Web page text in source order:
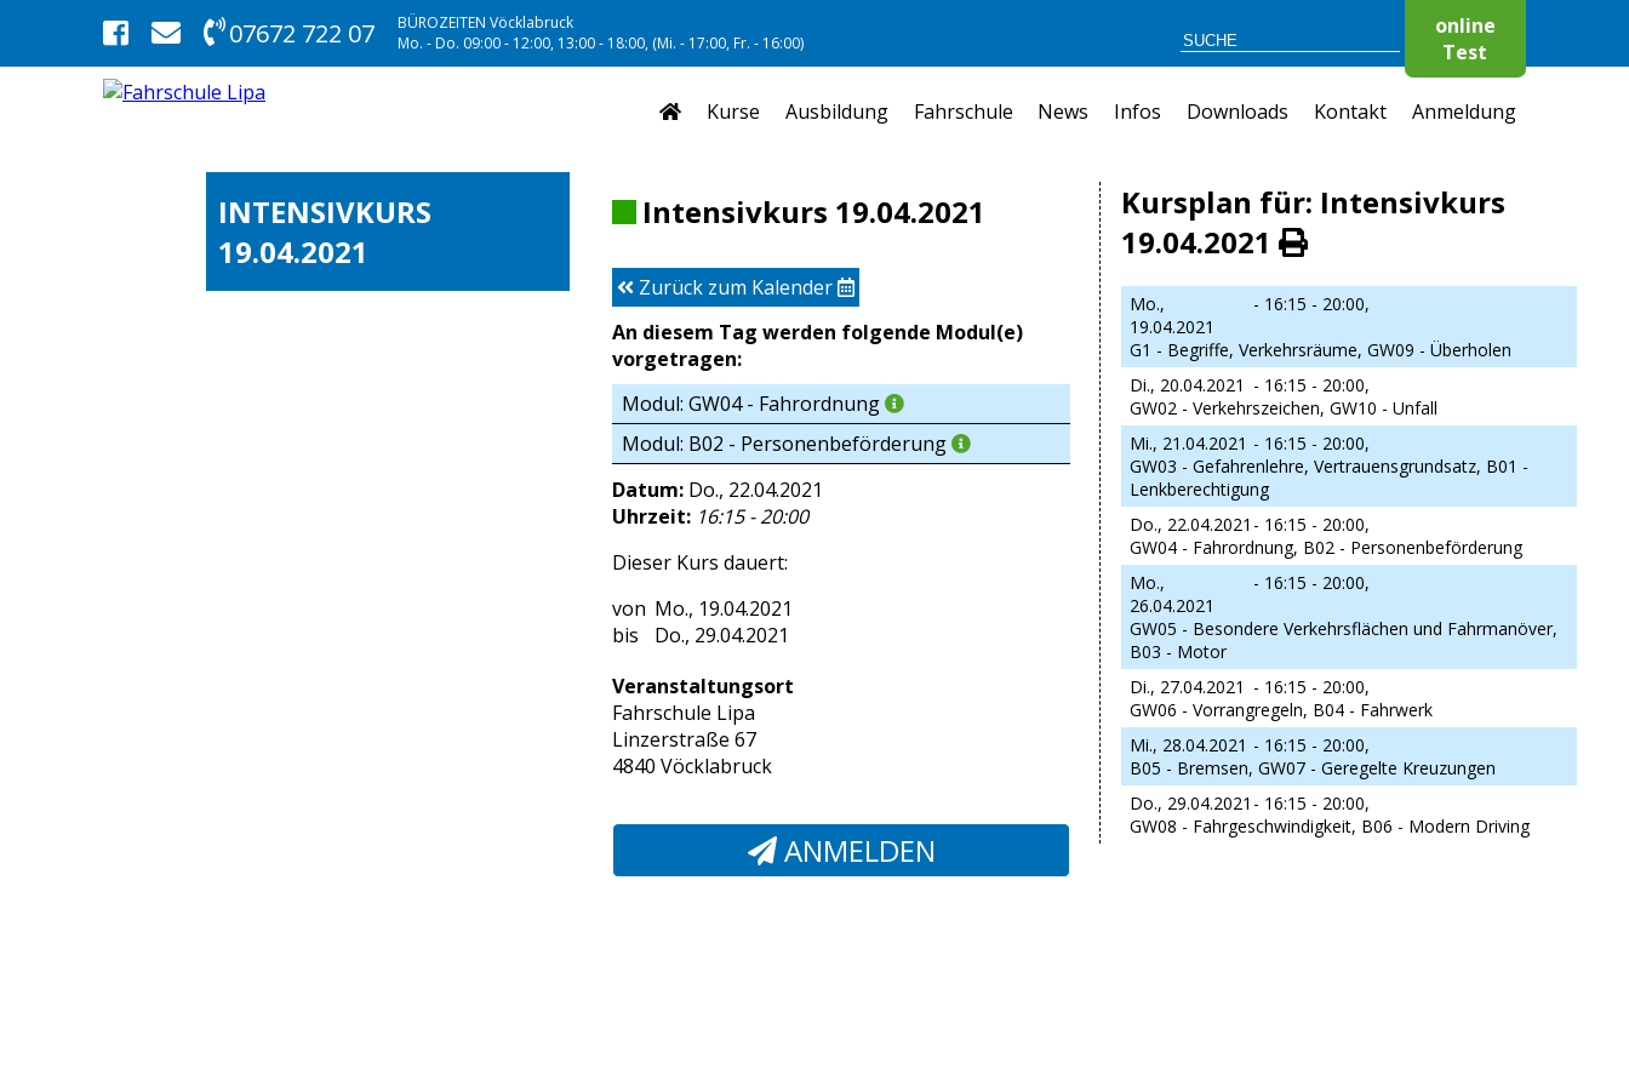
07672 722 07
BÜROZEITEN Vöcklabruck
Mo. - Do. 09:00 - 12:00, 13:00 - 18:00, (Mi. - 17:00, Fr. - 16:00)
online
Test
Kurse Ausbildung Fahrschule News Infos Downloads Kontakt Anmeldung
INTENSIVKURS
19.04.2021
Intensivkurs 19.04.2021
Zurück zum Kalender
An diesem Tag werden folgende Modul(e)
vorgetragen:
Modul: GW04 - Fahrordnung
Modul: B02 - Personenbeförderung
Datum: Do., 22.04.2021
Uhrzeit: 16:15 - 20:00
Dieser Kurs dauert:
Mo., 19.04.2021
Do., 29.04.2021
Veranstaltungsort
Fahrschule Lipa
Linzerstraße 67
4840 Vöcklabruck
ANMELDEN
Kursplan für: Intensivkurs
19.04.2021
Mo.,
19.04.2021
- 16:15 - 20:00,
G1 - Begriffe, Verkehrsräume, GW09 - Überholen
Di., 20.04.2021 - 16:15 - 20:00,
GW02 - Verkehrszeichen, GW10 - Unfall
Mi., 21.04.2021 - 16:15 - 20:00,
GW03 - Gefahrenlehre, Vertrauensgrundsatz, B01 -
Lenkberechtigung
Do., 22.04.2021 - 16:15 - 20:00,
GW04 - Fahrordnung, B02 - Personenbeförderung
Mo.,
26.04.2021
- 16:15 - 20:00,
GW05 - Besondere Verkehrsflächen und Fahrmanöver,
B03 - Motor
Di., 27.04.2021 - 16:15 - 20:00,
GW06 - Vorrangregeln, B04 - Fahrwerk
Mi., 28.04.2021 - 16:15 - 20:00,
B05 - Bremsen, GW07 - Geregelte Kreuzungen
Do., 29.04.2021 - 16:15 - 20:00,
GW08 - Fahrgeschwindigkeit, B06 - Modern Driving